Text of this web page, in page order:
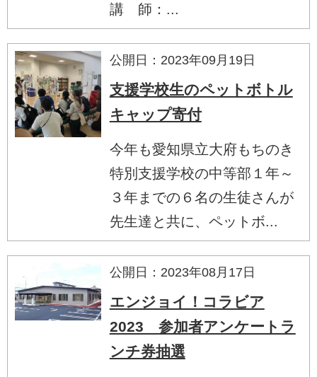
講 師：...
公開日：2023年09月19日
支援学校生のペットボトル
キャップ寄付
今年も愛知県立大府もちのき
特別支援学校の中等部１年～
３年までの６名の生徒さんが
先生達と共に、ペットボ...
公開日：2023年08月17日
エンジョイ！コラビア
2023 参加者アンケートラ
ンチ券抽選